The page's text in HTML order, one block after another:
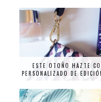
ESTE OTOÑO HAZTE
PERSONALIZADO DE